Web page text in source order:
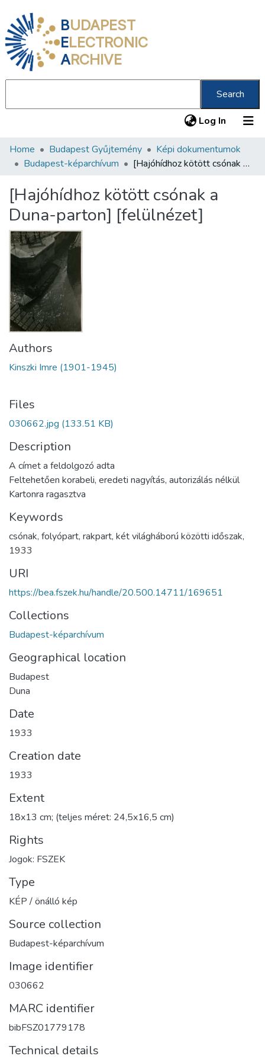
BUDAPEST
ELECTRONIC
ARCHIVE
Search
Log In (current)
Communities & Collections
Statistics
About us
Home Budapest Gyűjtemény
Képi dokumentumok
Budapest-képarchívum
[Hajóhídhoz kötött csónak a Duna-parton] [felülnézet]
[Hajóhídhoz kötött csónak a
Duna-parton] [felülnézet]
Authors
Kinszki Imre (1901-1945)
Files
030662.jpg (133.51 KB)
Description
A címet a feldolgozó adta
Feltehetően korabeli, eredeti nagyítás, autorizálás nélkül
Kartonra ragasztva
Keywords
csónak, folyópart, rakpart, két világháború közötti időszak,
1933
URI
https://bea.fszek.hu/handle/20.500.14711/169651
Collections
Budapest-képarchívum
Geographical location
Budapest
Duna
Date
1933
Creation date
1933
Extent
18x13 cm; (teljes méret: 24,5x16,5 cm)
Rights
Jogok: FSZEK
Type
KÉP / önálló kép
Source collection
Budapest-képarchívum
Image identifier
030662
MARC identifier
bibFSZ01779178
Technical details